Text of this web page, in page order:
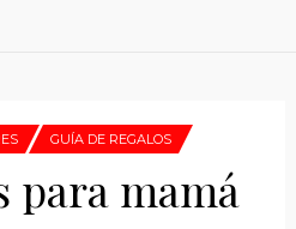
GUÍA DE REGALOS
para mamá